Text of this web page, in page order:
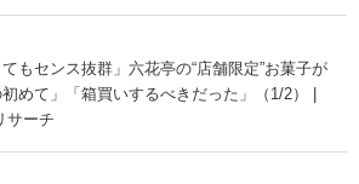
てもセンス抜群」六花亭の“店舗限定”お菓子が
めて」「箱買いするべきだった」（1/2） |
サーチ